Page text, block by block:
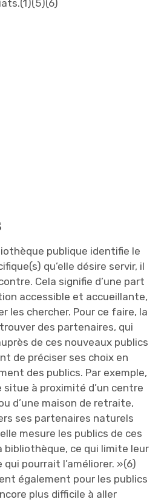
publique identifie le
qu’elle désire servir, il
Cela signifie d’une part
accessible et accueillante,
les chercher. Pour ce faire, la
des partenaires, qui
de ces nouveaux publics
de préciser ses choix en
des publics. Par exemple,
situe à proximité d’un centre
d’une maison de retraite,
ses partenaires naturels
mesure les publics de ces
ce qui limite leur
pourrait l’améliorer. »(6)
également pour les publics
plus difficile à aller